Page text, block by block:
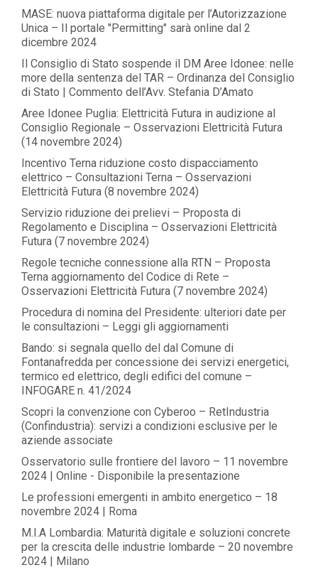
MASE: nuova piattaforma digitale per l’Autorizzazione
Unica – Il portale "Permitting" sarà online dal 2
dicembre 2024
Il Consiglio di Stato sospende il DM Aree Idonee: nelle
more della sentenza del TAR – Ordinanza del Consiglio
di Stato | Commento dell’Avv. Stefania D’Amato
Aree Idonee Puglia: Elettricità Futura in audizione al
Consiglio Regionale – Osservazioni Elettricità Futura
(14 novembre 2024)
Incentivo Terna riduzione costo dispacciamento
elettrico – Consultazioni Terna – Osservazioni
Elettricità Futura (8 novembre 2024)
Servizio riduzione dei prelievi – Proposta di
Regolamento e Disciplina – Osservazioni Elettricità
Futura (7 novembre 2024)
Regole tecniche connessione alla RTN – Proposta
Terna aggiornamento del Codice di Rete –
Osservazioni Elettricità Futura (7 novembre 2024)
Procedura di nomina del Presidente: ulteriori date per
le consultazioni – Leggi gli aggiornamenti
Bando: si segnala quello del dal Comune di
Fontanafredda per concessione dei servizi energetici,
termico ed elettrico, degli edifici del comune –
INFOGARE n. 41/2024
Scopri la convenzione con Cyberoo – RetIndustria
(Confindustria): servizi a condizioni esclusive per le
aziende associate
Osservatorio sulle frontiere del lavoro – 11 novembre
2024 | Online - Disponibile la presentazione
Le professioni emergenti in ambito energetico – 18
novembre 2024 | Roma
M.I.A Lombardia: Maturità digitale e soluzioni concrete
per la crescita delle industrie lombarde – 20 novembre
2024 | Milano